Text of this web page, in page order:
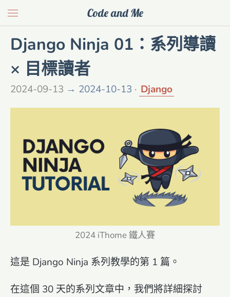
Code and Me
Django Ninja 01：系列導讀
× 目標讀者
2024-09-13 → 2024-10-13 Django
2024 iThome 鐵人賽
這是 Django Ninja 系列教學的第 1 篇。
在這個 30 天的系列文章中，我們將詳細探討